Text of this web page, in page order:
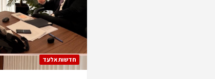
חדשות אלעד